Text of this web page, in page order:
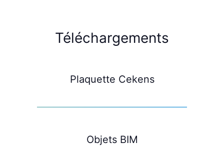
Téléchargements
Plaquette Cekens
Objets BIM